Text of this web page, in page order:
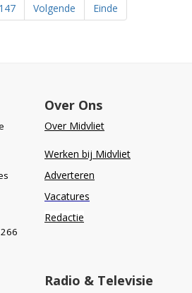
147 Volgende Einde
Over Ons
Over Midvliet
Werken bij Midvliet
Adverteren
Vacatures
Redactie
Radio & Televisie